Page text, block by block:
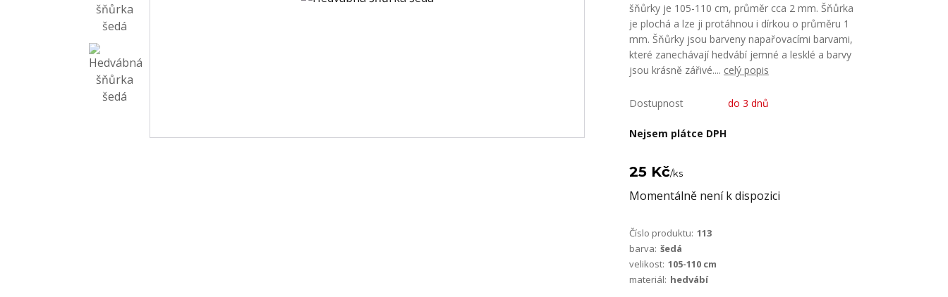
šňůrky je 105-110 cm, průměr cca 2 mm. Šňůrka
je plochá a lze ji protáhnou i dírkou o průměru 1
mm. Šňůrky jsou barveny napařovacími barvami,
které zanechávají hedvábí jemné a lesklé a barvy
jsou krásně zářivé.... celý popis
Dostupnost do 3 dnů
Nejsem plátce DPH
25 Kč/ks
Momentálně není k dispozici
Číslo produktu: 113
barva: šedá
velikost: 105-110 cm
materiál: hedvábí